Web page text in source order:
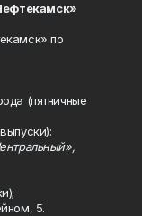
по
(пятничные
5.